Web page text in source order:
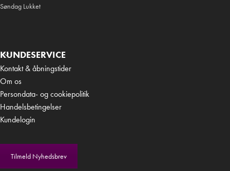
Søndag Lukket
KUNDESERVICE
Kontakt & åbningstider
Om os
Persondata- og cookiepolitik
Handelsbetingelser
Kundelogin
Tilmeld Nyhedsbrev